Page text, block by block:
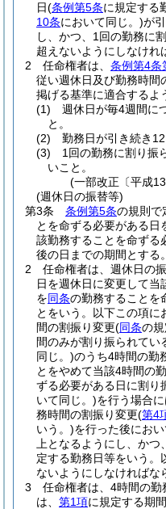
日(条例第5条に規定する
10条において同じ。)が
し、かつ、1回の勤務に
超えないようにしなけれ
2
任命権者は、 条例第4条
従い週休日及び勤務時間
掲げる基準に適合するよ
(1)
週休日が毎4週間に
と。
(2)
勤務日が引き続き
(3)
1回の勤務に割り振
いこと。
(一部改正〔平成
(週休日の振替等)
第3条
条例第5条の規則で
とを命ずる必要がある日
該勤務することを命ずる
後の日までの期間とする。
2
任命権者は、週休日の
日を週休日に変更して当
を同条の勤務することを
とをいう。以下この項に
間の割振り変更(同条の
間のみが割り振られてい
同じ。)のうち4時間の勤
とをやめて当該4時間の
ずる必要がある日に割り
いて同じ。)を行う場合
務時間の割振り変更(第4
いう。)を行った後にお
上となるようにし、かつ
定する勤務日等をいう。
ないようにしなければな
3
任命権者は、4時間の勤
は、 第1項に規定する期